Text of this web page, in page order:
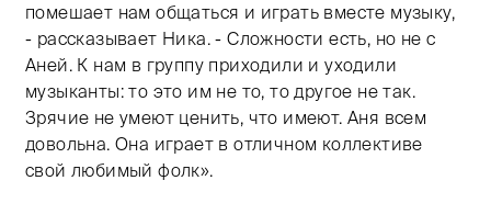
помешает нам общаться и играть вместе музыку,
- рассказывает Ника. - Сложности есть, но не с
Аней. К нам в группу приходили и уходили
музыканты: то это им не то, то другое не так.
Зрячие не умеют ценить, что имеют. Аня всем
довольна. Она играет в отличном коллективе
свой любимый фолк».